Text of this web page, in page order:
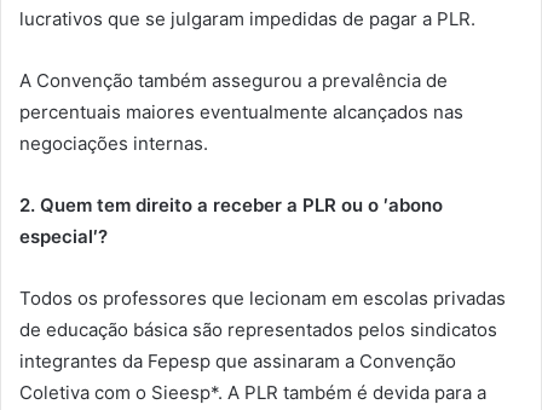
lucrativos que se julgaram impedidas de pagar a PLR.
A Convenção também assegurou a prevalência de
percentuais maiores eventualmente alcançados nas
negociações internas.
2. Quem tem direito a receber a PLR ou o ′abono
especial′?
Todos os professores que lecionam em escolas privadas
de educação básica são representados pelos sindicatos
integrantes da Fepesp que assinaram a Convenção
Coletiva com o Sieesp*. A PLR também é devida para a